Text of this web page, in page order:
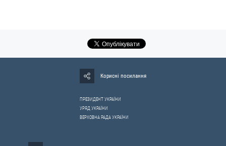
Корисні посилання
ПРЕЗИДЕНТ УКРАЇНИ
УРЯД УКРАЇНИ
ВЕРХОВНА РАДА УКРАЇНИ